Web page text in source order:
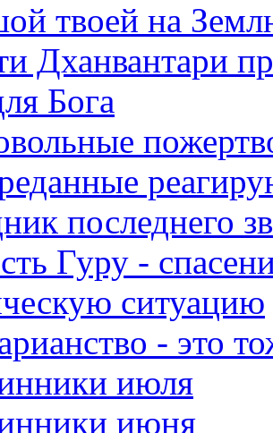
твоей на
Дханвантари
Бога
последнего
Гуру -
ситуацию
- это
июля
июня